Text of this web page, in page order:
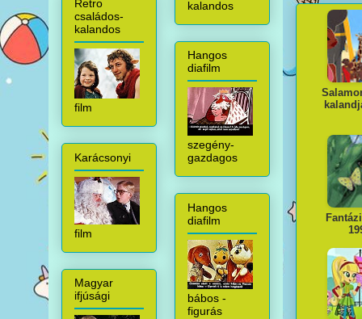
Retro
családos-
kalandos
film
Karácsonyi
film
Magyar
ifjúsági
kalandos
Hangos
diafilm
szegény-
gazdagos
Hangos
diafilm
bábos -
figurás